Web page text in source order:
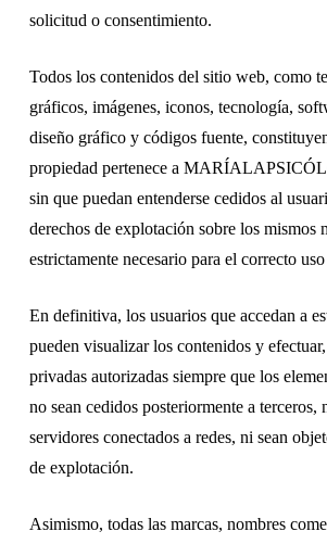
solicitud o consentimiento.
Todos los contenidos del sitio web, como
gráficos, imágenes, iconos, tecnología,
diseño gráfico y códigos fuente,
propiedad pertenece a
sin que puedan entenderse cedidos al
derechos de explotación sobre los mismos
estrictamente necesario para el correcto
En definitiva, los usuarios que accedan a
pueden visualizar los contenidos y
privadas autorizadas siempre que los
no sean cedidos posteriormente a terceros,
servidores conectados a redes, ni sean
de explotación.
Asimismo, todas las marcas, nombres